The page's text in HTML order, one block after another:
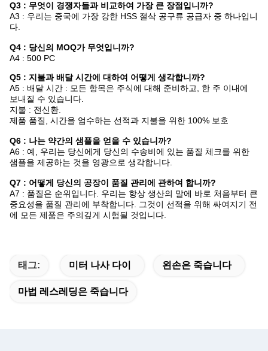
Q3 : 무엇이 경쟁자들과 비교하여 가장 큰 장점입니까?
A3 : 우리는 중국에 가장 강한 HSS 절삭 공구류 공급자 중 하나입니
다.
Q4 : 당신의 MOQ가 무엇입니까?
A4 : 500 PC
Q5 : 지불과 배달 시간에 대하여 어떻게 생각합니까?
A5 : 배달 시간 : 모든 항목은 주식에 대해 준비하고, 한 주 이내에
보내질 수 있습니다.
지불 : 전신환.
제품 품질, 시간을 엄수하는 선적과 지불을 위한 100% 보호
Q6 : 나는 약간의 샘플을 얻을 수 있습니까?
A6 : 예, 우리는 당신에게 당신의 수송비에 있는 품질 체크를 위한
샘플을 제공하는 것을 영광으로 생각합니다.
Q7 : 어떻게 당신의 공장이 품질 관리에 관하여 합니까?
A7 : 품질은 순위입니다. 우리는 항상 생산의 말에 바로 처음부터 큰
중요성을 품질 관리에 부착합니다. 그것이 선적을 위해 싸여지기 전
에 모든 제품은 주의깊게 시험될 것입니다.
태그: 미터 나사 다이 왼손은 죽습니다
마법 레스레딩은 죽습니다